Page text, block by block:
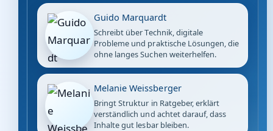
Guido Marquardt
Schreibt über Technik, digitale
Probleme und praktische Lösungen, die
ohne langes Suchen weiterhelfen.
Melanie Weissberger
Bringt Struktur in Ratgeber, erklärt
verständlich und achtet darauf, dass
Inhalte gut lesbar bleiben.